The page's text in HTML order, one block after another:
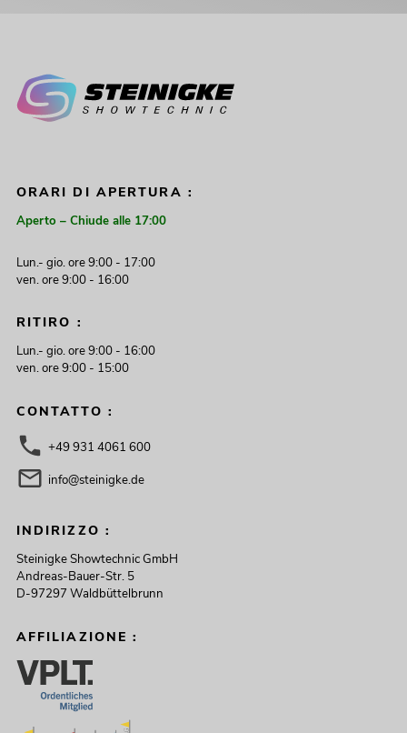
ORARI DI APERTURA :
Aperto – Chiude alle 17:00
Lun.- gio. ore 9:00 - 17:00
ven. ore 9:00 - 16:00
RITIRO :
Lun.- gio. ore 9:00 - 16:00
ven. ore 9:00 - 15:00
CONTATTO :
+49 931 4061 600
info@steinigke.de
INDIRIZZO :
Steinigke Showtechnic GmbH
Andreas-Bauer-Str. 5
D-97297 Waldbüttelbrunn
AFFILIAZIONE :